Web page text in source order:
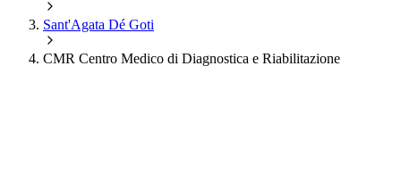
Sant'Agata Dé Goti
CMR Centro Medico di Diagnostica e Riabilitazione